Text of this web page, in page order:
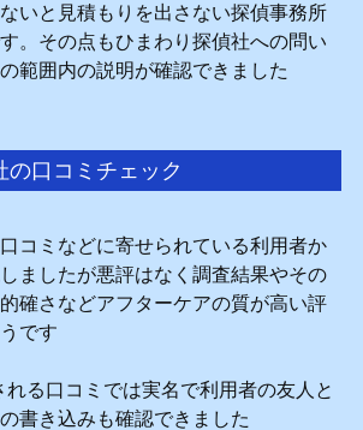
いと見積もりを出さない探偵事務所
。その点もひまわり探偵社への問い
範囲内の説明が確認できました
の口コミチェック
コミなどに寄せられている利用者か
ましたが悪評はなく調査結果やその
確さなどアフターケアの質が高い評
です
る口コミでは実名で利用者の友人と
書き込みも確認できました